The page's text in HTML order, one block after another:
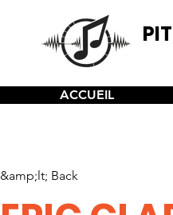
ACCUEIL
&amp;lt; Back